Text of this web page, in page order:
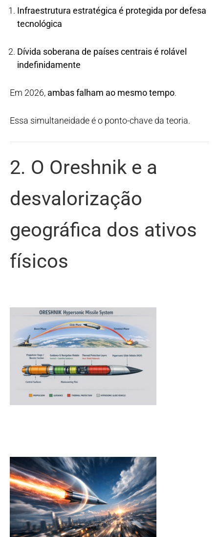
Infraestrutura estratégica é protegida por defesa
tecnológica
Dívida soberana de países centrais é rolável
indefinidamente
Em 2026, ambas falham ao mesmo tempo.
Essa simultaneidade é o ponto-chave da teoria.
2. O Oreshnik e a
desvalorização
geográfica dos ativos
físicos